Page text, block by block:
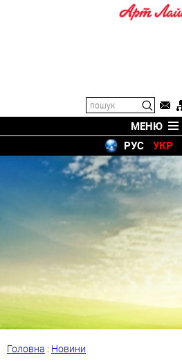
МЕНЮ
РУС
УКР
Головна : Новини